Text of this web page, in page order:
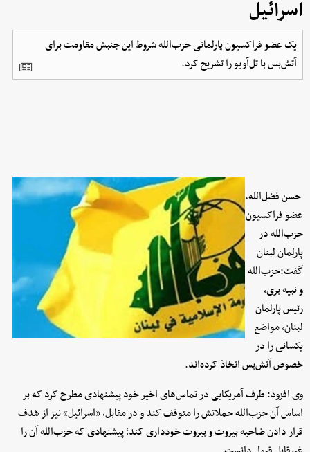
اسرائیل
یک عضو فراکسیون پارلمانی حزب‌الله شروط این جنبش مقاومت برای
آتش‌بس با تل‌آویو را تشریح کرد.
حسن فضل‌الله،
عضو فراکسیون
حزب‌الله در
پارلمان لبنان
گفت:حزب‌الله
و نبیه بری،
رئیس پارلمان
لبنان، مواضع
یکسانی را در
خصوص آتش‌بس اتخاذ کرده‌اند.
وی افزود: طرف آمریکایی در تماس‌های اخیر خود پیشنهادی مطرح کرد که بر
اساس آن حزب‌الله حملاتش را متوقف کند و در مقابل، «اسرائیل» نیز از هدف
قرار دادن ضاحیه بیروت و بیروت خودداری کند؛ پیشنهادی که حزب‌الله آن را